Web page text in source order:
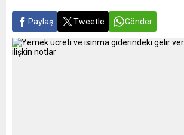
Paylaş Tweetle Gönder